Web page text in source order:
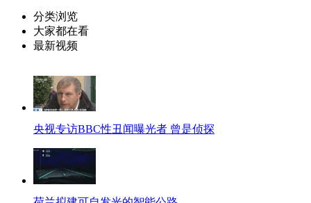
分类浏览
大家都在看
最新视频
央视专访BBC性丑闻曝光者 曾是侦探